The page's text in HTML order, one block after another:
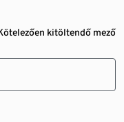
kitöltendő mező